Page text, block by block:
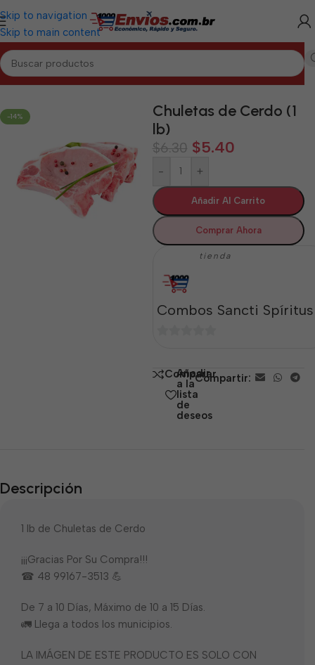
Skip to navigation
Skip to main content
Inicio/SANCTI SPÍRITUS/Cárnicos Sancti Spíritus
-14%
Chuletas de Cerdo (1
lb)
$6.30 $5.40
- +
Añadir Al Carrito
Comprar Ahora
tienda
Combos Sancti Spíritus
5 Comparar
Añadir
a la
lista
de
deseos
Compartir:
Descripción
1 lb de Chuletas de Cerdo
¡¡¡Gracias Por Su Compra!!!
☎ 48 99167-3513 💪
De 7 a 10 Días, Máximo de 10 a 15 Días.
🚛 Llega a todos los municipios.
LA IMÁGEN DE ESTE PRODUCTO ES SOLO CON